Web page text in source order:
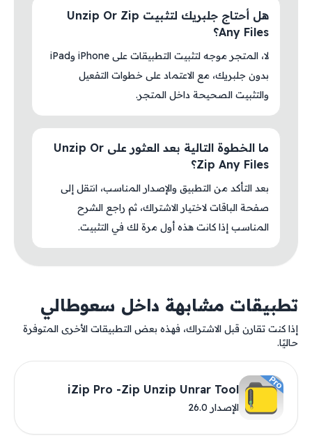
هل أحتاج جلبريك لتثبيت Unzip Or Zip
Any Files؟
لا، المتجر موجه لتثبيت التطبيقات على iPhone وiPad
بدون جلبريك، مع الاعتماد على خطوات التفعيل
والتثبيت الصحيحة داخل المتجر.
ما الخطوة التالية بعد العثور على Unzip Or
Zip Any Files؟
بعد التأكد من التطبيق والإصدار المناسب، انتقل إلى
صفحة الباقات لاختيار الاشتراك، ثم راجع الشرح
المناسب إذا كانت هذه أول مرة لك في التثبيت.
تطبيقات مشابهة داخل سعوطالي
إذا كنت تقارن قبل الاشتراك، فهذه بعض التطبيقات الأخرى المتوفرة
حاليًا.
iZip Pro -Zip Unzip Unrar Tool
الإصدار 26.0